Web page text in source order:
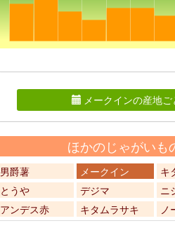
メークインの産地
ほかのじゃがいも
男爵薯 メークイン キ
とうや
デジマ ニ
アンデス赤
キタムラサキ ノ